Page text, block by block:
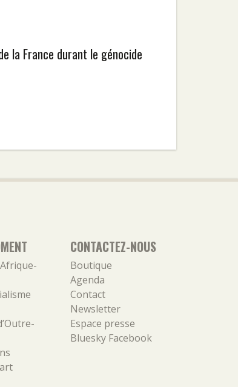
la France durant le génocide
CONTACTEZ-NOUS
Boutique
Agenda
Contact
Newsletter
Espace presse
Bluesky Facebook